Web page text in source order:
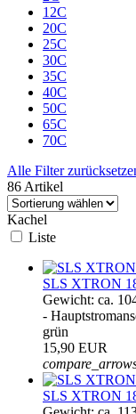
12C
20C
25C
30C
35C
40C
50C
65C
70C
Alle Filter
86 Artikel
Kachel
Liste
SLS XTRON
Gewicht: ca.
-
grün
15,90 EUR
SLS XTRON